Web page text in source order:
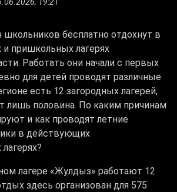
бесплатно отдохнут в
пришкольных лагерях
Работать они начали с первых
для детей проводят различные
есть 12 загородных лагерей,
лишь половина. По каким причинам
и как проводят летние
в действующих
лагере «Жулдыз» работают 12
здесь организован для 575